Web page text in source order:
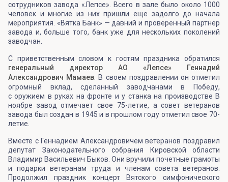
сотрудников завода «Лепсе». Всего в зале было около 1000
человек и многие из них пришли еще задолго до начала
мероприятия. «Вятка Банк» — давний и проверенный партнер
завода и, больше того, банк уже для нескольких поколений
заводчан.
С приветственным словом к гостям праздника обратился
генеральный директор АО «Лепсе» Геннадий
Александрович Мамаев . В своем поздравлении он отметил
огромный вклад, сделанный заводчанами в Победу,
с оружием в руках на фронте и у станка на производстве В
ноябре завод отмечает свое 75-летие, а совет ветеранов
завода был создан в 1945 и в прошлом году отметил свое 70-
летие.
Вместе с Геннадием Александровичем ветеранов поздравил
депутат Законодательного собрания Кировской области
Владимир Васильевич Быков. Они вручили почетные грамоты
и подарки ветеранам труда и членам совета ветеранов.
Продолжил праздник концерт Вятского симфонического